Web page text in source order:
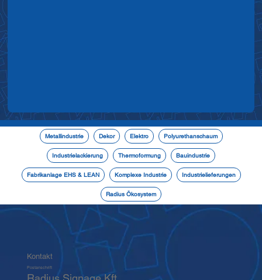
Metallindustrie Dekor Elektro Polyurethanschaum
Industrielackierung Thermoformung Bauindustrie
Fabrikanlage EHS & LEAN Komplexe Industrie Industrielieferungen
Radius Ökosystem
Kontakt
Postanschrift